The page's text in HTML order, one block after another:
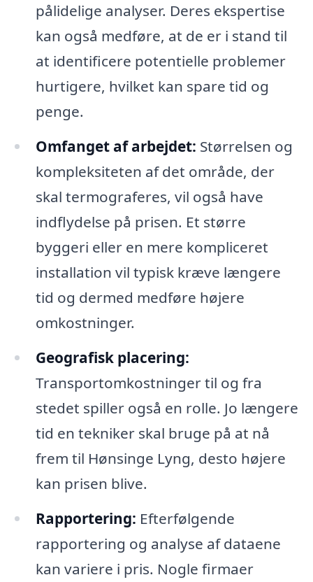
pålidelige analyser. Deres ekspertise
kan også medføre, at de er i stand til
at identificere potentielle problemer
hurtigere, hvilket kan spare tid og
penge.
Omfanget af arbejdet: Størrelsen og
kompleksiteten af det område, der
skal termograferes, vil også have
indflydelse på prisen. Et større
byggeri eller en mere kompliceret
installation vil typisk kræve længere
tid og dermed medføre højere
omkostninger.
Geografisk placering:
Transportomkostninger til og fra
stedet spiller også en rolle. Jo længere
tid en tekniker skal bruge på at nå
frem til Hønsinge Lyng, desto højere
kan prisen blive.
Rapportering: Efterfølgende
rapportering og analyse af dataene
kan variere i pris. Nogle firmaer